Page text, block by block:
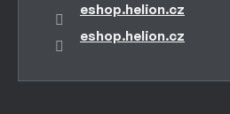
eshop.helion.cz
eshop.helion.cz